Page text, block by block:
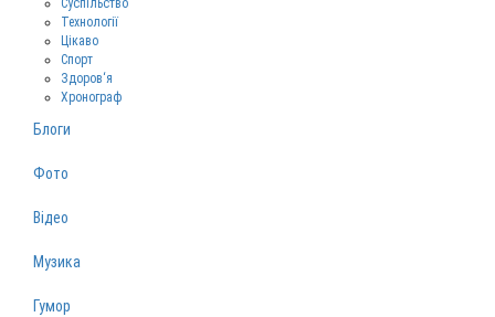
Суспільство
Технології
Цікаво
Спорт
Здоров‘я
Хронограф
Блоги
Фото
Відео
Музика
Гумор